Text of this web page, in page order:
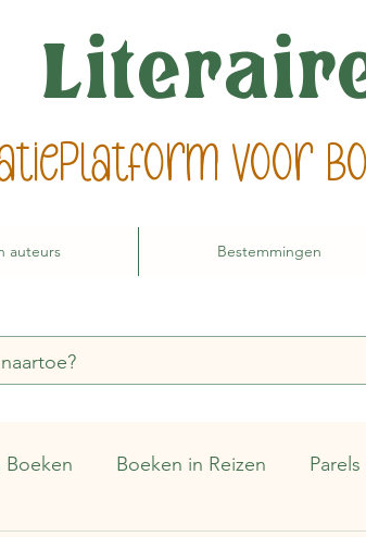
voor
auteurs Bestemmingen
Boeken Boeken in Reizen